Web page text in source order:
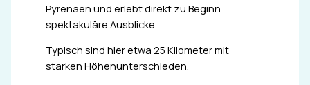
Pyrenäen und erlebt direkt zu Beginn
spektakuläre Ausblicke.
Typisch sind hier etwa 25 Kilometer mit
starken Höhenunterschieden.